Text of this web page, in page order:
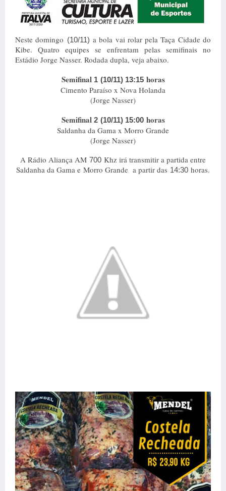
Neste domingo (10/11) a bola vai rolar pela Taça Cidade do
Kibe. Quatro equipes se enfrentam pelas semifinais no
Estádio Jorge Nasser. Rodada dupla, veja abaixo.
Semifinal 1 (10/11) 13:15horas
Cimento Paraíso x Nova Holanda
(Jorge Nasser)
Semifinal 2 (10/11) 15:00horas
Saldanha da Gama x Morro Grande
(Jorge Nasser)
A Rádio Aliança AM 700 Khz irá transmitir a partida entre
Saldanha da Gama e Morro Grande a partir das 14:30 horas.